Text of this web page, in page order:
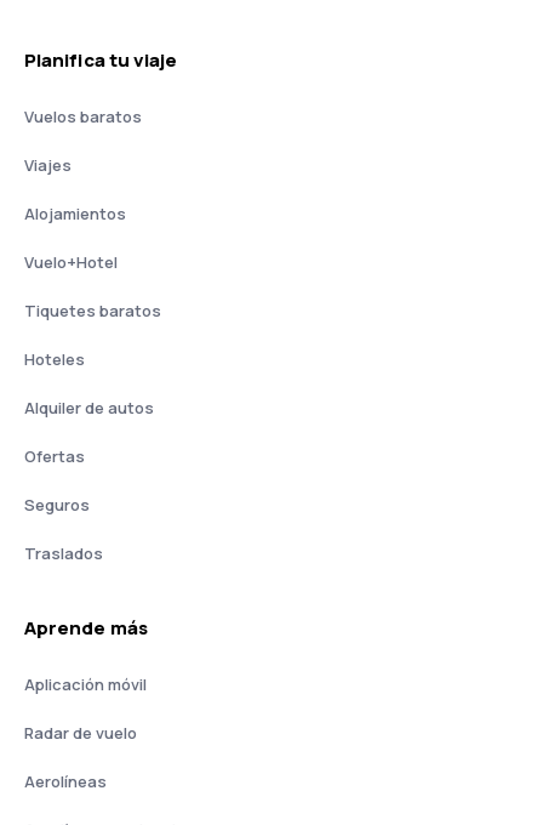
Planifica tu viaje
Vuelos baratos
Viajes
Alojamientos
Vuelo+Hotel
Tiquetes baratos
Hoteles
Alquiler de autos
Ofertas
Seguros
Traslados
Aprende más
Aplicación móvil
Radar de vuelo
Aerolíneas